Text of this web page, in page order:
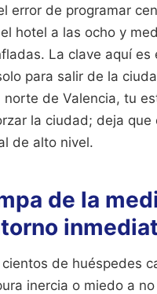
error de programar
hotel a las ocho y
La clave aquí
para salir de la
norte de Valencia, tu
la ciudad; deja
de alto nivel.
de la
de huéspedes
inercia o miedo a